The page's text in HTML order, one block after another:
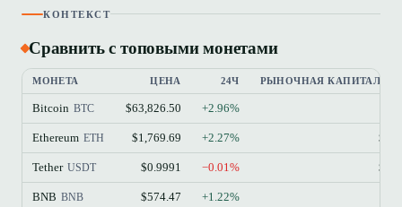
КОНТЕКСТ
Сравнить с топовыми монетами
МОНЕТА ЦЕНА 24Ч РЫНОЧНАЯ
Bitcoin BTC $63,826.50 +2.96%
Ethereum ETH $1,769.69 +2.27%
Tether USDT $0.9991 −0.01%
BNB BNB $574.47 +1.22%